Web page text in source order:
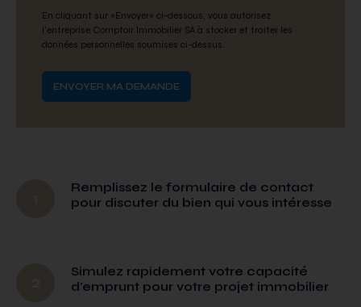
En cliquant sur «Envoyer» ci-dessous, vous autorisez
l'entreprise Comptoir Immobilier SA à stocker et traiter les
données personnelles soumises ci-dessus.
Remplissez le formulaire de contact
pour discuter du bien qui vous intéresse
Simulez rapidement votre capacité
d'emprunt pour votre projet immobilier